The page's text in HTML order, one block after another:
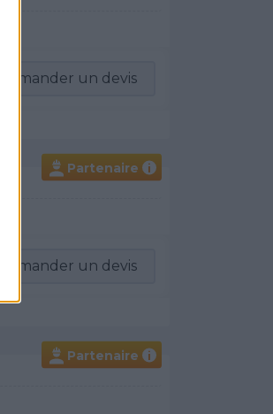
Demander un devis
Partenaire i
Demander un devis
Partenaire i